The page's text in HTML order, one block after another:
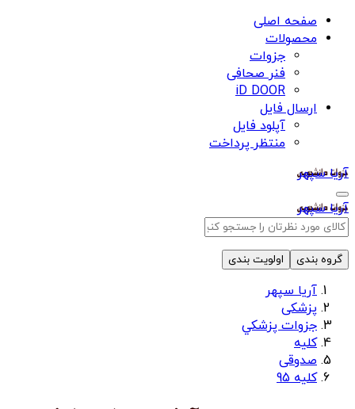
صفحه اصلی
محصولات
جزوات
فنر صحافی
iD DOOR
ارسال فایل
آپلود فایل
منتظر پرداخت
آریا سپهر
آریا سپهر
گروه بندی اولویت بندی
آریا سپهر
پزشکی
جزوات پزشكي
كليه
صدوقی
کلیه 95